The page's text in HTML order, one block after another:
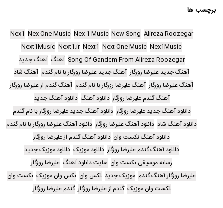
برچسب ها
Alireza Roozegar
New Song
Nex 1 Music
Nex One Music
Nex1
Nex1Music
Next One Music
Next1
Next1.ir
Next1Music
Song Of Gandom From Alireza Roozegar آهنگ آهنگ جدید
آهنگ جدید علیرضا روزگار آهنگ جدید علیرضا روزگار با نام گندم آهنگ شاد
آهنگ علیرضا روزگار آهنگ علیرضا روزگار با نام گندم آهنگ گندم از علیرضا روزگار
آهنگ گندم علیرضا روزگار دانلود آهنگ دانلود آهنگ جدید
دانلود آهنگ جدید علیرضا روزگار دانلود آهنگ جدید علیرضا روزگار با نام گندم
دانلود آهنگ شاد دانلود آهنگ علیرضا روزگار دانلود آهنگ علیرضا روزگار با نام گندم
دانلود آهنگ نکست وان دانلود آهنگ گندم از علیرضا روزگار
دانلود آهنگ گندم علیرضا روزگار دانلود موزیک دانلود موزیک جدید
رسانه موسیقی نکست وان سایت دانلود آهنگ علیرضا روزگار
علیرضا روزگار آهنگ گندم موزیک جدید نکس وان نکس وان موزیک نکست وان
نکست وان موزیک گندم از علیرضا روزگار گندم علیرضا روزگار